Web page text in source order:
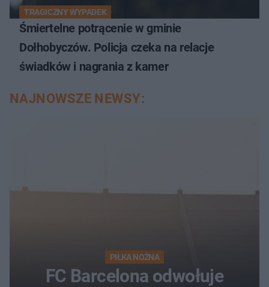
TRAGICZNY WYPADEK
Śmiertelne potrącenie w gminie
Dołhobyczów. Policja czeka na relacje
świadków i nagrania z kamer
NAJNOWSZE NEWSY:
PIŁKA NOŻNA
FC Barcelona odwołuje